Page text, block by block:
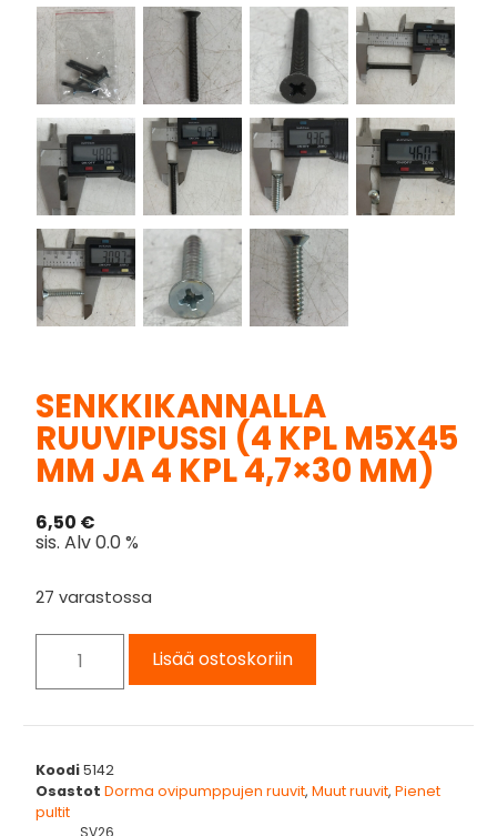
SENKKIKANNALLA
RUUVIPUSSI (4 KPL M5X45
MM JA 4 KPL 4,7×30 MM)
6,50 €
sis. Alv 0.0 %
27 varastossa
Lisää ostoskoriin
Koodi5142
Osastot Dorma ovipumppujen ruuvit,Muut ruuvit,Pienet
pultit
SV26